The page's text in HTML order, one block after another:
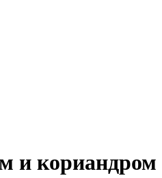
и кориандром